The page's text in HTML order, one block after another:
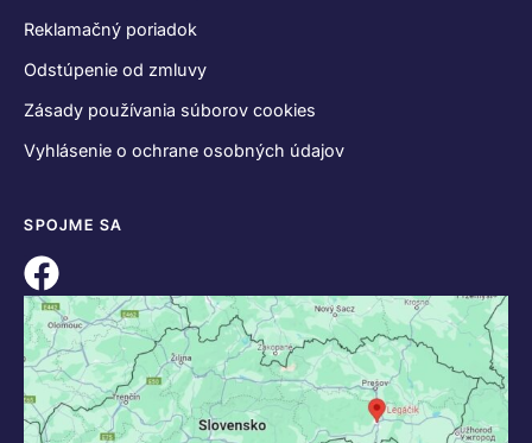
Reklamačný poriadok
Odstúpenie od zmluvy
Zásady používania súborov cookies
Vyhlásenie o ochrane osobných údajov
SPOJME SA